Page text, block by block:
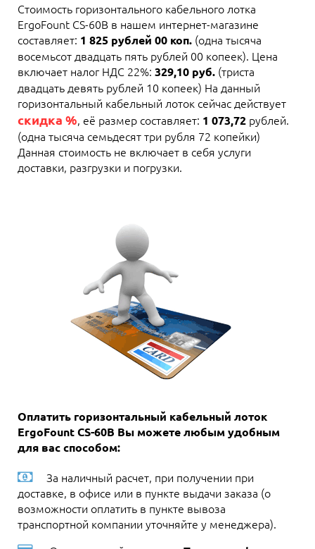
Стоимость горизонтального кабельного лотка
ErgoFount CS-60B в нашем интернет-магазине
составляет: 1 825 рублей 00 коп. (одна тысяча
восемьсот двадцать пять рублей 00 копеек). Цена
включает налог НДС 22%: 329,10 руб. (триста
двадцать девять рублей 10 копеек) На данный
горизонтальный кабельный лоток сейчас действует
скидка %, её размер составляет: 1 073,72 рублей.
(одна тысяча семьдесят три рубля 72 копейки)
Данная стоимость не включает в себя услуги
доставки, разгрузки и погрузки.
Оплатить горизонтальный кабельный лоток
ErgoFount CS-60B Вы можете любым удобным
для вас способом:
За наличный расчет, при получении при
доставке, в офисе или в пункте выдачи заказа (о
возможности оплатить в пункте вывоза
транспортной компании уточняйте у менеджера).